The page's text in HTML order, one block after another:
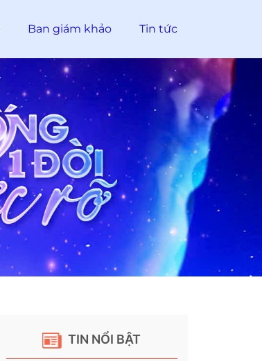
Ban giám khảo Tin tức
TIN NỔI BẬT